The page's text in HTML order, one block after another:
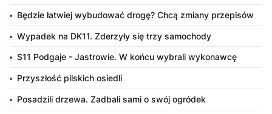
Będzie łatwiej wybudować drogę? Chcą zmiany przepisów
Wypadek na DK11. Zderzyły się trzy samochody
S11 Podgaje - Jastrowie. W końcu wybrali wykonawcę
Przyszłość pilskich osiedli
Posadzili drzewa. Zadbali sami o swój ogródek